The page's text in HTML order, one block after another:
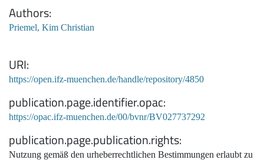
Authors
Priemel, Kim Christian
URI
https://open.ifz-muenchen.de/handle/repository/4850
publication.page.identifier.opac
https://opac.ifz-muenchen.de/00/bvnr/BV027737292
publication.page.publication.rights
Nutzung gemäß den urheberrechtlichen Bestimmungen erlaubt zu